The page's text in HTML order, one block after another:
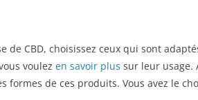
de CBD, choisissez ceux qui sont
voulez en savoir plus sur leur usage.
formes de ces produits. Vous avez le